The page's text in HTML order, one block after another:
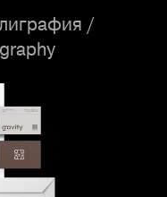
/